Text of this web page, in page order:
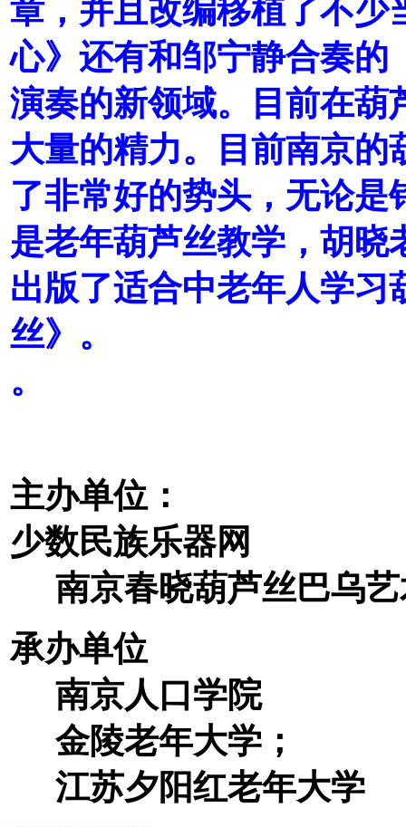
章，并且改编移植了不少
心》还有和邹宁静合奏的
演奏的新领域。目前在葫
大量的精力。目前南京的
了非常好的势头，无论是
是老年葫芦丝教学，胡晓
出版了适合中老年人学习
丝》。
。
主办单位：
少数民族乐器网
南京春晓葫芦丝巴乌艺
承办单位
南京人口学院
金陵老年大学；
江苏夕阳红老年大学